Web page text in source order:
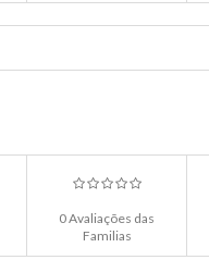
0 Avaliações das
Familias